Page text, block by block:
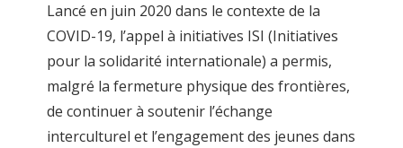
Lancé en juin 2020 dans le contexte de la
COVID-19, l’appel à initiatives ISI (Initiatives
pour la solidarité internationale) a permis,
malgré la fermeture physique des frontières,
de continuer à soutenir l’échange
interculturel et l’engagement des jeunes dans